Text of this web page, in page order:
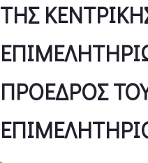
ΤΗΣ
ΠΡΟΕΔΡΟΣ